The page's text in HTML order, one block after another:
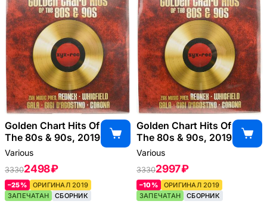
Golden Chart Hits Of
The 80s & 90s, 2019
Various
33302498 ₽
–25%
ОРИГИНАЛ 2019
ЗАПЕЧАТАН
СБОРНИК
Golden Chart Hits Of
The 80s & 90s, 2019
Various
33302997 ₽
–10%
ОРИГИНАЛ 2019
ЗАПЕЧАТАН
СБОРНИК